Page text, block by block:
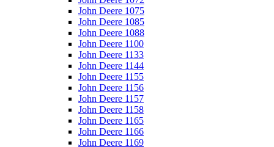
John Deere 1075
John Deere 1085
John Deere 1088
John Deere 1100
John Deere 1133
John Deere 1144
John Deere 1155
John Deere 1156
John Deere 1157
John Deere 1158
John Deere 1165
John Deere 1166
John Deere 1169